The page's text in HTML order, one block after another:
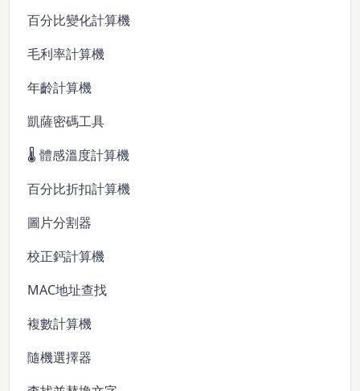
百分比變化計算機
毛利率計算機
年齡計算機
凱薩密碼工具
🌡️ 體感溫度計算機
百分比折扣計算機
圖片分割器
校正鈣計算機
MAC地址查找
複數計算機
隨機選擇器